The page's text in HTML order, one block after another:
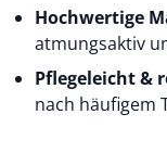
Hochwertige
atmungsaktiv
Pflegeleicht &
nach häufigem